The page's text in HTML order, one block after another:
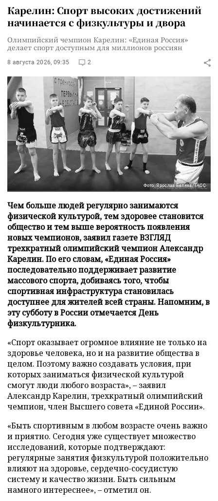
Карелин: Спорт высоких достижений
начинается с физкультуры и двора
Олимпийский чемпион Карелин: «Единая Россия»
делает спорт доступным для миллионов россиян
8 августа 2026, 09:35 2
Фото: Ярослав Беляев/ТАСС
Чем больше людей регулярно занимаются
физической культурой, тем здоровее становится
общество и тем выше вероятность появления
новых чемпионов, заявил газете ВЗГЛЯД
трехкратный олимпийский чемпион Александр
Карелин. По его словам, «Единая Россия»
последовательно поддерживает развитие
массового спорта, добиваясь того, чтобы
спортивная инфраструктура становилась
доступнее для жителей всей страны. Напомним, в
эту субботу в России отмечается День
физкультурника.
«Спорт оказывает огромное влияние не только на
здоровье человека, но и на развитие общества в
целом. Поэтому важно создавать условия, при
которых заниматься физической культурой
смогут люди любого возраста», – заявил
Александр Карелин, трехкратный олимпийский
чемпион, член Высшего совета «Единой России».
«Быть спортивным в любом возрасте очень важно
и приятно. Сегодня уже существует множество
исследований, которые подтверждают:
регулярные занятия физкультурой положительно
влияют на здоровье, сердечно-сосудистую
систему и качество жизни. Быть сильным
намного интереснее», – отметил он.